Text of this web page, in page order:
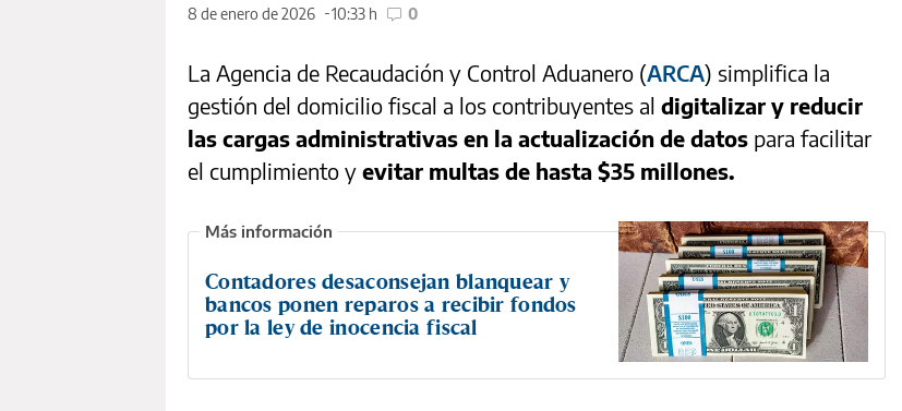
8 de enero de 2026
10:33 h 0
La Agencia de Recaudación y Control Aduanero (ARCA) simplifica la
gestión del domicilio fiscal a los contribuyentes al digitalizar y reducir
las cargas administrativas en la actualización de datos para facilitar
el cumplimiento y evitar multas de hasta $35 millones.
Contadores desaconsejan blanquear y
bancos ponen reparos a recibir fondos
por la ley de inocencia fiscal